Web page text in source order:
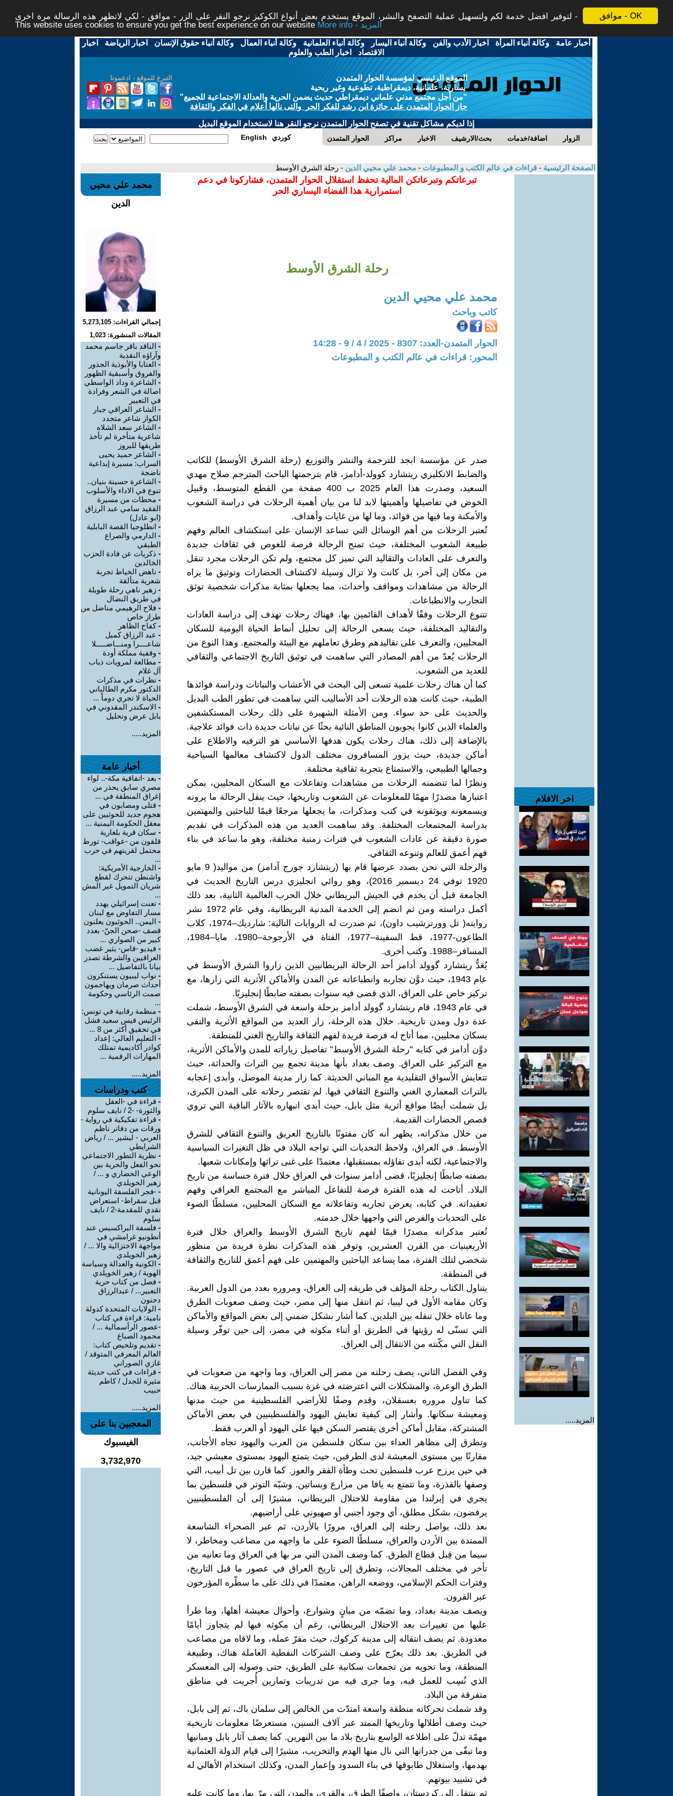
موافق - OK
لتوفير افضل خدمة لكم ولتسهيل عملية التصفح والنشر، الموقع يستخدم بعض أنواع الكوكيز نرجو النقر على الزر - موافق - لكي لاتظهر هذه الرسالة مرة اخرى -
This website uses cookies to ensure you get the best experience on our website
More info - المزيد
أخبار عامة -وكالة أنباء المرأة - اخبار الأدب والفن -وكالة أنباء اليسار -وكالة أنباء العلمانية -وكالة أنباء العمال -وكالة أنباء حقوق الإنسان - اخبار الرياضة - اخبار
الاقتصاد - اخبار الطب والعلوم
التبرع للموقع - ادعمونا
الموقع الرئيسي لمؤسسة الحوار المتمدن
يسارية، علمانية، ديمقراطية، تطوعية وغير ربحية
"من أجل مجتمع مدني علماني ديمقراطي حديث يضمن الحرية والعدالة الاجتماعية للجميع"
حاز الحوار المتمدن على جائزة ابن رشد للفكر الحر والتى نالها أعلام في الفكر والثقافة
إذا لديكم مشاكل تقنية في تصفح الحوار المتمدن نرجو النقر هنا لاستخدام الموقع البديل
الحوار المتمدن مراكز الاخبار بحث/الارشيف اضافة/خدمات الزوار English كوردي
الصفحة الرئيسية - قراءات في عالم الكتب و المطبوعات - محمد علي محيي الدين - رحلة الشرق الأوسط
اخر الافلام
المزيد.....
تبرعاتكم وتبرعاتكن المالية تحفظ استقلال الحوار المتمدن، فشاركونا في دعم
استمرارية هذا الفضاء اليساري الحر
رحلة الشرق الأوسط
محمد علي محيي الدين
كاتب وباحث
الحوار المتمدن-العدد: 8307 - 2025 / 4 / 9 - 14:28
المحور: قراءات في عالم الكتب و المطبوعات
صدر عن مؤسسة ابجد للترجمة والنشر والتوزيع (رحلة الشرق الأوسط) للكاتب
والضابط الانكليزي ريتشارد كوولد-أدامز، قام بترجمتها الباحث المترجم صلاح مهدي
السعيد، وصدرت هذا العام 2025 ب 400 صفحة من القطع المتوسط، وقبيل
الخوض في تفاصيلها وأهميتها لابد لنا من بيان أهمية الرحلات في دراسة الشعوب
والأمكنة وما فيها من فوائد، وما لها من غايات وأهداف.
تُعتبر الرحلات من أهم الوسائل التي تساعد الإنسان على استكشاف العالم وفهم
طبيعة الشعوب المختلفة، حيث تمنح الرحالة فرصة للغوص في ثقافات جديدة
والتعرف على العادات والتقاليد التي تميز كل مجتمع، ولم تكن الرحلات مجرد تنقل
من مكان إلى آخر، بل كانت ولا تزال وسيلة لاكتشاف الحضارات وتوثيق ما يراه
الرحالة من مشاهدات ومواقف وأحداث، مما يجعلها بمثابة مذكرات شخصية توثق
التجارب والانطباعات.
تتنوع الرحلات وفقًا لأهداف القائمين بها، فهناك رحلات تهدف إلى دراسة العادات
والتقاليد المختلفة، حيث يسعى الرحالة إلى تحليل أنماط الحياة اليومية للسكان
المحليين، والتعرف على تقاليدهم وطرق تعاملهم مع البيئة والمجتمع. وهذا النوع من
الرحلات يُعدّ من أهم المصادر التي ساهمت في توثيق التاريخ الاجتماعي والثقافي
للعديد من الشعوب.
كما أن هناك رحلات علمية تسعى إلى البحث في الأعشاب والنباتات ودراسة فوائدها
الطبية، حيث كانت هذه الرحلات أحد الأساليب التي ساهمت في تطور الطب البديل
والحديث على حد سواء. ومن الأمثلة الشهيرة على ذلك رحلات المستكشفين
والعلماء الذين كانوا يجوبون المناطق النائية بحثًا عن نباتات جديدة ذات فوائد علاجية.
بالإضافة إلى ذلك، هناك رحلات يكون هدفها الأساسي هو الترفيه والاطلاع على
أماكن جديدة، حيث يزور المسافرون مختلف الدول لاكتشاف معالمها السياحية
وجمالها الطبيعي، والاستمتاع بتجربة ثقافية مختلفة.
ونظرًا لما تتضمنه الرحلات من مشاهدات وتفاعلات مع السكان المحليين، يمكن
اعتبارها مصدرًا مهمًا للمعلومات عن الشعوب وتاريخها، حيث ينقل الرحالة ما يرونه
ويسمعونه ويوثقونه في كتب ومذكرات، ما يجعلها مرجعًا قيمًا للباحثين والمهتمين
بدراسة المجتمعات المختلفة. وقد ساهمت العديد من هذه المذكرات في تقديم
صورة دقيقة عن عادات الشعوب في فترات زمنية مختلفة، وهو ما ساعد في بناء
فهم أعمق للعالم وتنوعه الثقافي.
والرحلة التي نحن بصدد عرضها قام بها (ريتشارد جورج آدامز) من مواليد( 9 مايو
1920 توفي 24 ديسمبر 2016)، وهو روائي انجليزي درس التاريخ الحديث في
الجامعة قبل أن يخدم في الجيش البريطاني خلال الحرب العالمية الثانية، بعد ذلك
أكمل دراسته ومن ثم انضم إلى الخدمة المدنية البريطانية، وفي عام 1972 نشر
روايته( تل وورترشيب داون)، ثم صدرت له الروايات التالية: شارديك–1974، كلاب
الطاعون-1977، قط السفينة–1977، الفتاة في الأرجوحة–1980، مايا–1984،
المسافر–1988. وكتب أخرى.
يُعَدُّ ريتشارد ﮔوولد أدامز أحد الرحالة البريطانيين الذين زاروا الشرق الأوسط في
عام 1943، حيث دوَّن تجاربه وانطباعاته عن المدن والأماكن الأثرية التي زارها، مع
تركيز خاص على العراق، الذي قضى فيه سنوات بصفته ضابطًا إنجليزيًا.
في عام 1943، قام ريتشارد ﮔوولد أدامز برحلة واسعة في الشرق الأوسط، شملت
عدة دول ومدن تاريخية. خلال هذه الرحلة، زار العديد من المواقع الأثرية والتقى
بسكان محليين، مما أتاح له فرصة فريدة لفهم الثقافة والتاريخ الغني للمنطقة.
دوَّن أدامز في كتابه "رحلة الشرق الأوسط" تفاصيل زياراته للمدن والأماكن الأثرية،
مع التركيز على العراق. وصف بغداد بأنها مدينة تجمع بين التراث والحداثة، حيث
تتعايش الأسواق التقليدية مع المباني الحديثة. كما زار مدينة الموصل، وأبدى إعجابه
بالتراث المعماري الغني والتنوع الثقافي فيها. لم تقتصر رحلاته على المدن الكبرى،
بل شملت أيضًا مواقع أثرية مثل بابل، حيث أبدى انبهاره بالآثار الباقية التي تروي
قصص الحضارات القديمة.
من خلال مذكراته، يظهر أنه كان مفتونًا بالتاريخ العريق والتنوع الثقافي للشرق
الأوسط. في العراق، ولاحظ التحديات التي تواجه البلاد في ظل التغيرات السياسية
والاجتماعية، لكنه أبدى تفاؤله بمستقبلها، معتمدًا على غنى تراثها وإمكانات شعبها.
بصفته ضابطًا إنجليزيًا، قضى أدامز سنوات في العراق خلال فترة حساسة من تاريخ
البلاد. أتاحت له هذه الفترة فرصة للتفاعل المباشر مع المجتمع العراقي وفهم
تعقيداته. في كتابه، يعرض تجاربه وتفاعلاته مع السكان المحليين، مسلطًا الضوء
على التحديات والفرص التي واجهها خلال خدمته.
تُعتبر مذكراته مصدرًا قيمًا لفهم تاريخ الشرق الأوسط والعراق خلال فترة
الأربعينيات من القرن العشرين، وتوفر هذه المذكرات نظرة فريدة من منظور
شخصي لتلك الفترة، مما يساعد الباحثين والمهتمين على فهم أعمق للتاريخ والثقافة
في المنطقة.
يتناول الكتاب رحلة المؤلف في طريقه إلى العراق، ومروره بعدد من الدول العربية.
وكان مقامه الأول في ليبيا، ثم انتقل منها إلى مصر، حيث وصف صعوبات الطرق
وما عاناه خلال تنقله بين البلدين. كما أشار بشكل ضمني إلى بعض المواقع والأماكن
التي تسنّى له رؤيتها في الطريق أو أثناء مكوثه في مصر، إلى حين توفّر وسيلة
النقل التي مكّنته من الانتقال إلى العراق.
وفي الفصل الثاني، يصف رحلته من مصر إلى العراق، وما واجهه من صعوبات في
الطرق الوعرة، والمشكلات التي اعترضته في غزة بسبب الممارسات الحربية هناك.
كما تناول مروره بعسقلان، وقدم وصفًا للأراضي الفلسطينية من حيث مدنها
ومعيشة سكانها. وأشار إلى كيفية تعايش اليهود والفلسطينيين في بعض الأماكن
المشتركة، مقابل أماكن أخرى يقتصر السكن فيها على اليهود أو العرب فقط.
وتطرق إلى مظاهر العداء بين سكان فلسطين من العرب واليهود تجاه الأجانب،
مقارنًا بين مستوى المعيشة لدى الطرفين، حيث يتمتع اليهود بمستوى معيشي جيد،
في حين يرزح عرب فلسطين تحت وطأة الفقر والعوز. كما قارن بين تل أبيب، التي
وصفها بالقذرة، وما تتمتع به يافا من مزارع وبساتين. وشبّه التوتر في فلسطين بما
يجري في إيرلندا من مقاومة للاحتلال البريطاني، مشيرًا إلى أن الفلسطينيين
يرفضون، بشكل مطلق، أي وجود أجنبي أو صهيوني على أراضيهم.
بعد ذلك، يواصل رحلته إلى العراق، مرورًا بالأردن، ثم عبر الصحراء الشاسعة
الممتدة بين الأردن والعراق، مسلطًا الضوء على ما واجهه من مصاعب ومخاطر، لا
سيما من قِبل قطاع الطرق. كما وصف المدن التي مر بها في العراق وما تعانيه من
تأخر في مختلف المجالات، وتطرق إلى تاريخ العراق في عصور ما قبل التاريخ،
وفترات الحكم الإسلامي، ووضعه الراهن، معتمدًا في ذلك على ما سطّره المؤرخون
عبر القرون.
ويصف مدينة بغداد، وما تضمّه من مبانٍ وشوارع، وأحوال معيشة أهلها، وما طرأ
عليها من تغييرات بعد الاحتلال البريطاني، رغم أن مكوثه فيها لم يتجاوز أيامًا
معدودة. ثم يصف انتقاله إلى مدينة كركوك، حيث مقرّ عمله، وما لاقاه من مصاعب
في الطريق. بعد ذلك يعرّج على وصف الشركات النفطية العاملة هناك، وطبيعة
المنطقة، وما تحويه من تجمعات سكانية على الطريق، حتى وصوله إلى المعسكر
الذي نُسِب للعمل فيه، وما جرى فيه من تدريبات وتمارين أُجريت في مناطق
متفرقة من البلاد.
وقد شملت تحركاته منطقة واسعة امتدّت من الخالص إلى سلمان باك، ثم إلى بابل،
حيث وصف أطلالها وتاريخها الممتد عبر آلاف السنين، مستعرضًا معلومات تاريخية
مهمّة تدلّ على اطلاعه الواسع بتاريخ بلاد ما بين النهرين. كما يصف آثار بابل ومبانيها
وما تبقّى من جدرانها التي نال منها الهدم والتخريب، مشيرًا إلى قيام الدولة العثمانية
بهدمها، واستغلال طابوقها في بناء السدود وإعمار المدن، وكذلك استخدام الأهالي له
في تشييد بيوتهم.
ثم ينتقل إلى كردستان، واصفًا الطرق، والقرى، والمدن التي مرّ بها، وما كانت عليه
محمد علي محيي
الدين
إجمالي القراءات: 5,273,105
المقالات المنشورة: 1,023
- الناقد باقر جاسم محمد
وآراؤه النقدية
- العتابا والأبوذية الجذور
والفروق وأسبقية الظهور
- الشاعرة وداد الواسطي
اصالة في الشعر وفرادة
في التعبير
- الشاعر العراقي جبار
الكواز شاعر متجدد
- الشاعر سعد الشلاه
شاعرية متأخرة لم تأخذ
طريقها للبروز
- الشاعر حميد يحيى
السراب: مسيرة إبداعية
ناضجة
- الشاعرة حسينة بنيان..
تنوع في الاداء والأسلوب
- محطات من مسيرة
الفقيد سامي عبد الرزاق
(ابو عادل)
- انطلوجيا القصة البابلية
- الدارمي والصراع
الطبقي
- ذكريات عن قادة الحزب
الخالدين
- ناهض الخياط تجربة
شعرية متألقة
- زهير ناهي رحلة طويلة
في طريق النضال
- فلاح الرهيمي مناضل من
طراز خاص
-كفاح الظاهر
- عبد الرزاق كميل
شاعــــرا ومنـــاضـــــلا
- وقفية مملكة أودة
- مطالعة لمرويات ذياب
آل غلام
- نظرات في مذكرات
الدكتور مكرم الطالباني
الحياة لا تجري دوماً ...
- الاسكندر المقدوني في
بابل عرض وتحليل
المزيد.....
أخبار عامة
- بعد -اتفاقية مكة-.. لواء
مصري سابق يحذر من
إغراق المنطقة في ...
- قتلى ومصابون في
هجوم جديد للحوثيين على
معقل الحكومة اليمنية ...
- سكان قرية بلغارية
قلقون من -عواقب- تورط
محتمل لقريتهم في حرب
...
- الخارجية الأمريكية:
واشنطن تتحرك لقطع
شريان التمويل غير المش
...
- تعنت إسرائيلي يهدد
مسار التفاوض مع لبنان
- اليمن.. الحوثيون يعلنون
قصف -صحن الجنّ- بعدد
كبير من الصواري ...
- فيديو -قاس- يثير غضب
العراقيين والشرطة تصدر
بيانا بالتفاصيل ...
- نواب ليبيون يستنكرون
أحداث صرمان ويهاجمون
صمت الرئاسي وحكومة
...
- منظمة رقابية في تونس:
الرئيس قيس سعيد فشل
في تحقيق أكثر من 8 ...
- التعليم العالي: إعداد
كوادر أكاديمية تمتلك
المهارات الرقمية ...
المزيد.....
كتب ودراسات
- قراءة في -العقل
والثورة- -2 / نايف سلوم
- قراءة تفكيكية في رواية -
ورقات من دفاتر ناظم
العربي - لبشير ... / رياض
الشرايطي
- نظرية التطور الاجتماعي
نحو الفعل والحرية بين
الوعي الحضاري و ... /
زهير الخويلدي
- -فجر الفلسفة اليونانية
قبل سقراط- استعراض
نقدي للمقدمة-2 / نايف
سلوم
- فلسفة البراكسيس عند
أنطونيو غرامشي في
مواجهة الاختزالية والا ... /
زهير الخويلدي
- الكونية والعدالة وسياسة
الهوية / زهير الخويلدي
- فصل من كتاب حرية
التعبير... / عبدالرزاق
دحنون
- الولايات المتحدة كدولة
نامية: قراءة في كتاب
-عصور الرأسمالية ... /
محمود الصباغ
- تقديم وتلخيص كتاب:
العالم المعرفي المتوقد /
غازي الصوراني
- قراءات في كتب حديثة
مثيرة للجدل / كاظم
حبيب
المزيد.....
المعجبين بنا على
الفيسبوك
3,732,970